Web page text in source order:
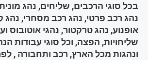
בכל סוגי הרכבים, שליחים, נהג
נהג רכב פרטי, נהג רכב מסחרי, נהג
אופנוע, נהג טרקטור, נהגי אוטובוס
שליחויות, הפצה, וכל סוגי עבודות
ונהגות מכל הארץ, רכב ותחבורה ,